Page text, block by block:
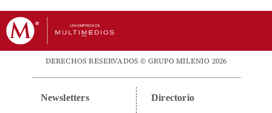
DERECHOS RESERVADOS © GRUPO MILENIO 2026
Newsletters Directorio